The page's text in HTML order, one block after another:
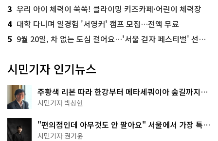
3 우리 아이 체력이 쑥쑥! 클라이밍 키즈카페·어린이 체력장
4 대학 다니며 일경험 '서영커' 캠프 모집…전액 무료
5 9월 20일, 차 없는 도심 걸어요…'서울 걷자 페스티벌' 선착순 5천명
시민기자 인기뉴스
주황색 리본 따라 한강부터 메타세쿼이아 숲길까지…
서울둘레길 15코스
시민기자 박상현
"편의점인데 아무것도 안 팔아요" 서울에서 가장 특별
한 편의점의 정체
시민기자 권기윤